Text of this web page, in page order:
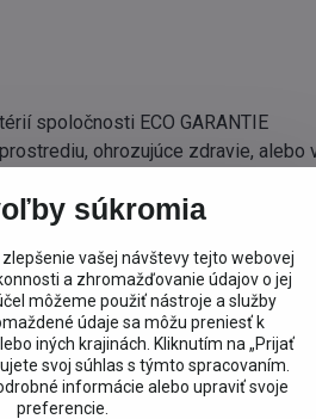
spoločnosti ECO GARANTIE
ohrozujúce zdravie, alebo
biodegradabilné
vône a farbivá
ekologického pestovania
súkromia
vašej návštevy tejto webovej
a zhromažďovanie údajov o jej
môžeme použiť nástroje a služby
údaje sa môžu preniesť k
iných krajinách. Kliknutím na „Prijať
svoj súhlas s týmto spracovaním.
informácie alebo upraviť svoje
preferencie.